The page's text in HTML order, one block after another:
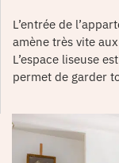
L’entrée de
amène très vite
L’espace liseuse
permet de garder